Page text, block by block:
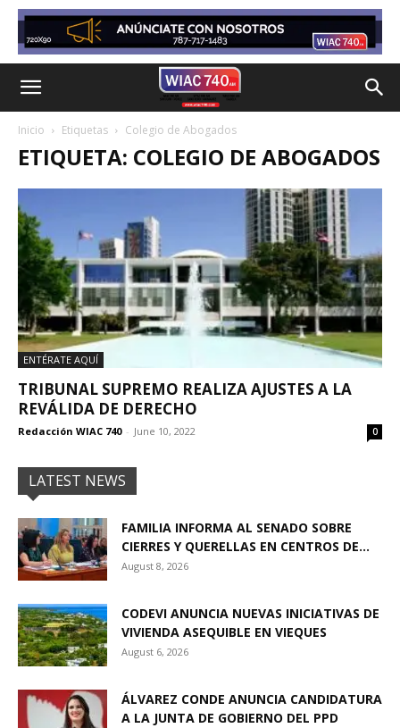
Inicio Etiquetas Colegio de Abogados
ETIQUETA: COLEGIO DE ABOGADOS
ENTÉRATE AQUÍ
TRIBUNAL SUPREMO REALIZA AJUSTES A LA
REVÁLIDA DE DERECHO
Redacción WIAC 740 - June 10, 2022 0
LATEST NEWS
FAMILIA INFORMA AL SENADO SOBRE
CIERRES Y QUERELLAS EN CENTROS DE...
August 8, 2026
CODEVI ANUNCIA NUEVAS INICIATIVAS DE
VIVIENDA ASEQUIBLE EN VIEQUES
August 6, 2026
ÁLVAREZ CONDE ANUNCIA CANDIDATURA
A LA JUNTA DE GOBIERNO DEL PPD